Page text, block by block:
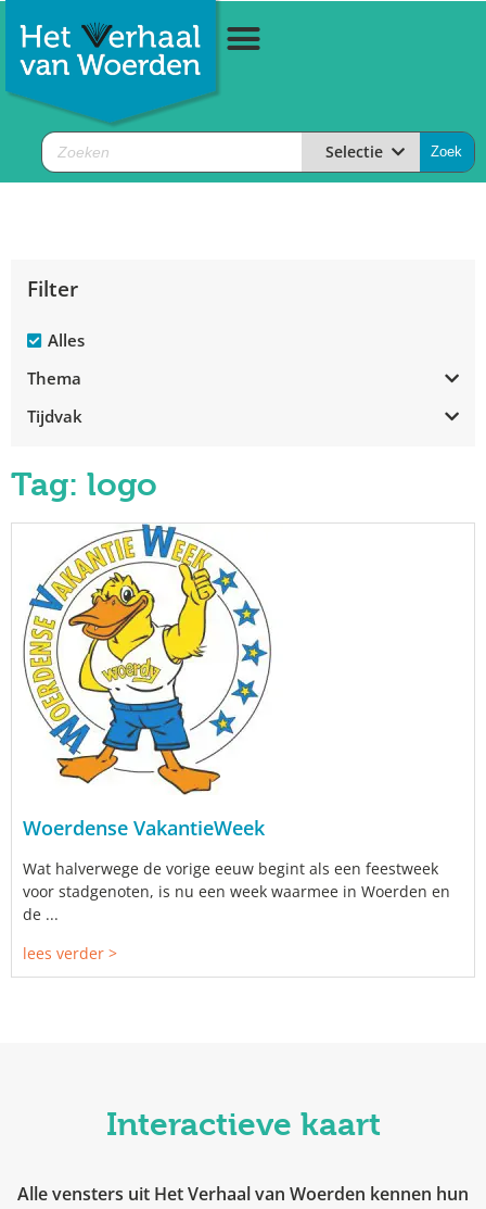
Selectie
Filter
Alles
Thema
Tijdvak
Tag: logo
Woerdense VakantieWeek
Wat halverwege de vorige eeuw begint als een feestweek
voor stadgenoten, is nu een week waarmee in Woerden en
de ...
lees verder >
Interactieve kaart
Alle vensters uit Het Verhaal van Woerden kennen hun